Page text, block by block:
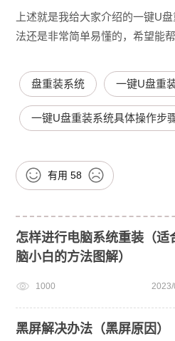
上述就是我给大家介绍的一键U
法还是非常简单易懂的，希望能帮
盘重装系统 一键U盘重
一键U盘重装系统具体操作步骤
有用 58
怎样进行电脑系统重装（适
脑小白的方法图解）
1000
黑屏解决办法（黑屏原因）